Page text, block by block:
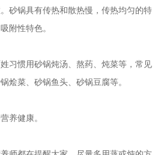
砂锅具有传热和散热慢，传热均匀的特
附性特色。
习惯用砂锅炖汤、熬药、炖菜等，常见
烩菜、砂锅鱼头、砂锅豆腐等。
养健康。